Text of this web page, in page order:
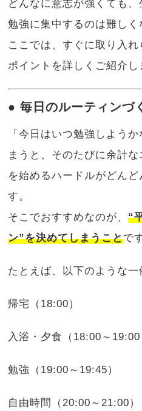
どんなに意志が強くても
勉強に集中するのは難しく
ここでは、すぐに取り入
ポイントを詳しくご紹介し
● 毎日のルーティンづ
「今日はいつ勉強しよう
まうと、そのたびに余計
を始めるハードルがどん
す。
そこでおすすめなのが、“
ン”を決めてしまうことで
たとえば、以下のような一
帰宅（18:00）
入浴・夕食（18:00～19:00
勉強（19:00～19:45）
自由時間（20:00～21:00）